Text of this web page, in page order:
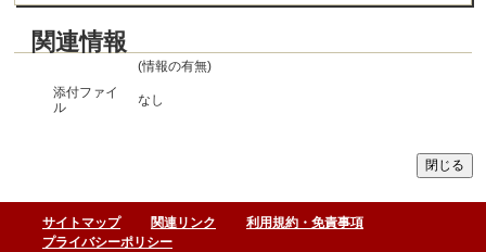
関連情報
(情報の有無)
添付ファイ
ル
なし
サイトマップ 関連リンク
利用規約・免責事項
プライバシーポリシー